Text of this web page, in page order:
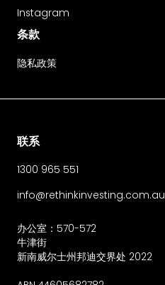
Instagram
条款
隐私政策
联系
1300 965 551
info@rethinkinvesting.com.au
办公室：570-572
牛津街
新南威尔士州邦迪交界处 2022